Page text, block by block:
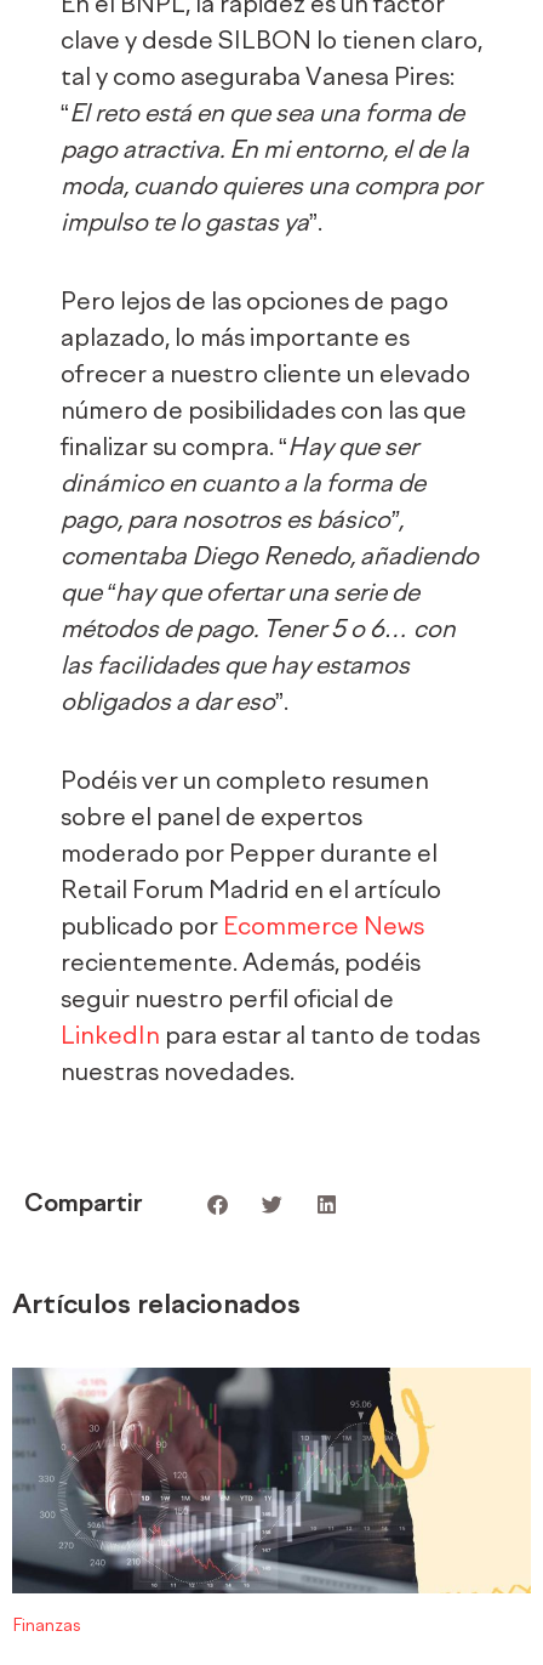
En el BNPL, la rapidez es un factor
clave y desde SILBON lo tienen claro,
tal y como aseguraba Vanesa Pires:
“El reto está en que sea una forma de
pago atractiva. En mi entorno, el de la
moda, cuando quieres una compra por
impulso te lo gastas ya”.
Pero lejos de las opciones de pago
aplazado, lo más importante es
ofrecer a nuestro cliente un elevado
número de posibilidades con las que
finalizar su compra. “Hay que ser
dinámico en cuanto a la forma de
pago, para nosotros es básico”,
comentaba Diego Renedo, añadiendo
que “hay que ofertar una serie de
métodos de pago. Tener 5 o 6… con
las facilidades que hay estamos
obligados a dar eso”.
Podéis ver un completo resumen
sobre el panel de expertos
moderado por Pepper durante el
Retail Forum Madrid en el artículo
publicado por Ecommerce News
recientemente. Además, podéis
seguir nuestro perfil oficial de
LinkedIn para estar al tanto de todas
nuestras novedades.
Compartir
Artículos relacionados
Finanzas